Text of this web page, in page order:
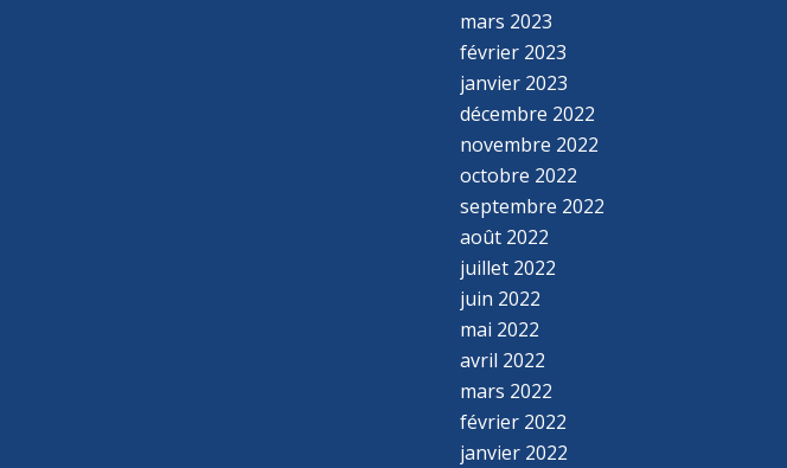
mars 2023
février 2023
janvier 2023
décembre 2022
novembre 2022
octobre 2022
septembre 2022
août 2022
juillet 2022
juin 2022
mai 2022
avril 2022
mars 2022
février 2022
janvier 2022